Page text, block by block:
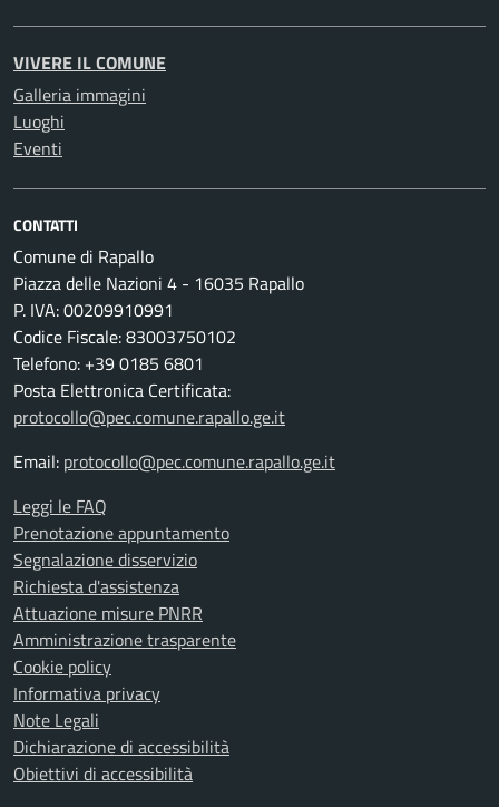
VIVERE IL COMUNE
Galleria immagini
Luoghi
Eventi
CONTATTI
Comune di Rapallo
Piazza delle Nazioni 4 - 16035 Rapallo
P. IVA: 00209910991
Codice Fiscale: 83003750102
Telefono: +39 0185 6801
Posta Elettronica Certificata:
protocollo@pec.comune.rapallo.ge.it
Email: protocollo@pec.comune.rapallo.ge.it
Leggi le FAQ
Prenotazione appuntamento
Segnalazione disservizio
Richiesta d'assistenza
Attuazione misure PNRR
Amministrazione trasparente
Cookie policy
Informativa privacy
Note Legali
Dichiarazione di accessibilità
Obiettivi di accessibilità